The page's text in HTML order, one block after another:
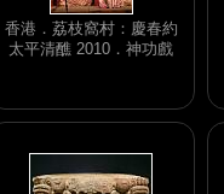
香港．荔枝窩村：慶春約
太平清醮 2010．神功戲